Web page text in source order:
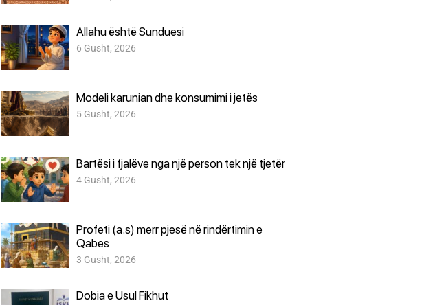
Allahu është Sunduesi
6 Gusht, 2026
Modeli karunian dhe konsumimi i jetës
5 Gusht, 2026
Bartësi i fjalëve nga një person tek një tjetër
4 Gusht, 2026
Profeti (a.s) merr pjesë në rindërtimin e
Qabes
3 Gusht, 2026
Dobia e Usul Fikhut